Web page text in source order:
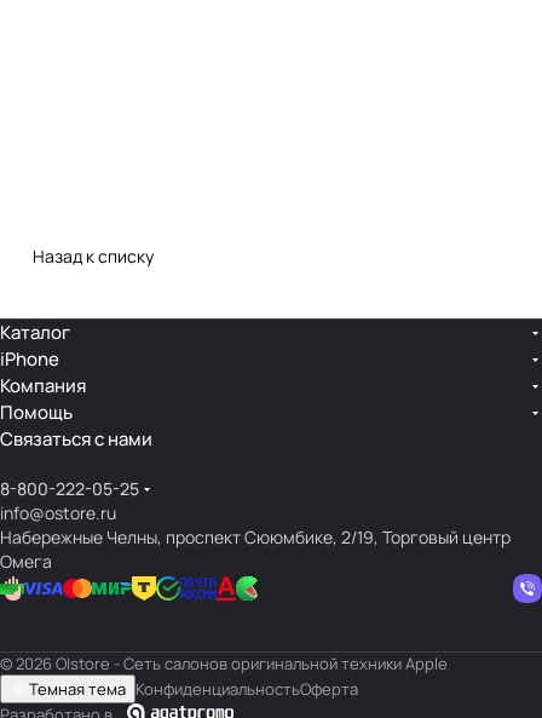
Назад к списку
Каталог
iPhone
Компания
Помощь
Связаться с нами
8-800-222-05-25
info@ostore.ru
Набережные Челны, проспект Сююмбике, 2/19, Торговый центр
Омега
© 2026 O|store - Сеть салонов оригинальной техники Apple
Темная тема КонфиденциальностьОферта